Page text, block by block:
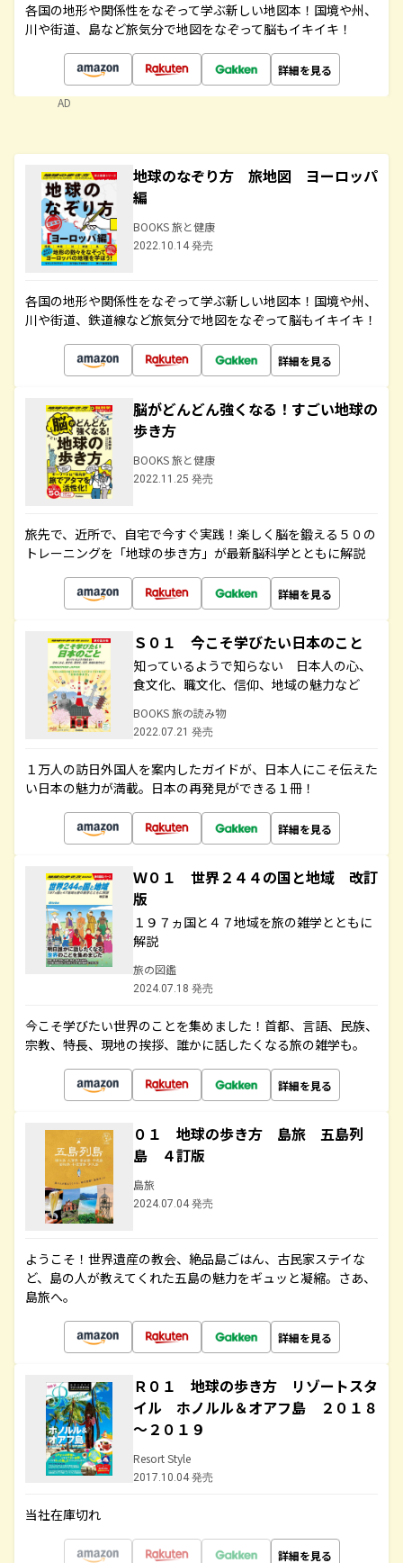
各国の地形や関係性をなぞって学ぶ新しい地図本！国境や州、
川や街道、島など旅気分で地図をなぞって脳もイキイキ！
詳細を見る
AD
地球のなぞり方 旅地図 ヨーロッパ
編
BOOKS 旅と健康
2022.10.14 発売
各国の地形や関係性をなぞって学ぶ新しい地図本！国境や州、
川や街道、鉄道線など旅気分で地図をなぞって脳もイキイキ！
詳細を見る
脳がどんどん強くなる！すごい地球の
歩き方
BOOKS 旅と健康
2022.11.25 発売
旅先で、近所で、自宅で今すぐ実践！楽しく脳を鍛える５０の
トレーニングを「地球の歩き方」が最新脳科学とともに解説
詳細を見る
Ｓ０１ 今こそ学びたい日本のこと
知っているようで知らない 日本人の心、
食文化、職文化、信仰、地域の魅力など
BOOKS 旅の読み物
2022.07.21 発売
１万人の訪日外国人を案内したガイドが、日本人にこそ伝えた
い日本の魅力が満載。日本の再発見ができる１冊！
詳細を見る
Ｗ０１ 世界２４４の国と地域 改訂
版
１９７ヵ国と４７地域を旅の雑学とともに
解説
旅の図鑑
2024.07.18 発売
今こそ学びたい世界のことを集めました！首都、言語、民族、
宗教、特長、現地の挨拶、誰かに話したくなる旅の雑学も。
詳細を見る
０１ 地球の歩き方 島旅 五島列
島 ４訂版
島旅
2024.07.04 発売
ようこそ！世界遺産の教会、絶品島ごはん、古民家ステイな
ど、島の人が教えてくれた五島の魅力をギュッと凝縮。さあ、
島旅へ。
詳細を見る
Ｒ０１ 地球の歩き方 リゾートスタ
イル ホノルル＆オアフ島 ２０１８
～２０１９
Resort Style
2017.10.04 発売
当社在庫切れ
詳細を見る